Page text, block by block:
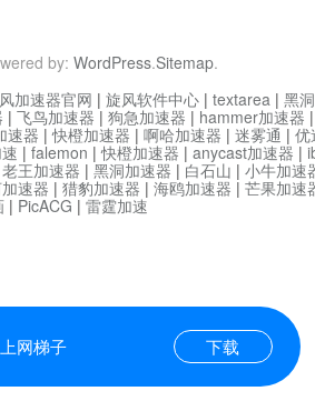
by: WordPress.Sitemap.
网梯子 下载
加速器官网 | 旋风软件中心 | textarea | 黑
| 飞鸟加速器 | 狗急加速器 | hammer加速器
速器 |快橙加速器 | 啊哈加速器 | 迷雾通 | 优
| falemon |快橙加速器 | anycast加速器 |
老王加速器 | 黑洞加速器 | 白石山 | 小牛加速
速器 | 猎豹加速器 | 海鸥加速器 | 芒果加速
| PicACG | 雷霆加速